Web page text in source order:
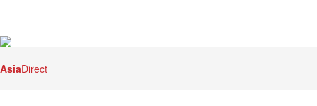
AsiaDirect